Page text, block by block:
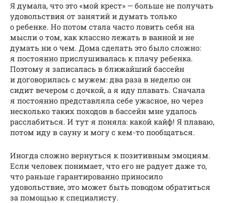
Я думала, что это «мой крест» — больше не получать
удовольствия от занятий и думать только
о ребенке. Но потом стала часто ловить себя на
мысли о том, как классно лежать в ванной и не
думать ни о чем. Дома сделать это было сложно:
я постоянно прислушивалась к плачу ребенка.
Поэтому я записалась в ближайший бассейн
и договорилась с мужем: два раза в неделю он
сидит вечером с дочкой, а я иду плавать. Сначала
я постоянно представляла себе ужасное, но через
несколько таких походов в бассейн мне удалось
расслабиться. И тут я поняла: какой кайф! Я плаваю,
потом иду в сауну и могу с кем-то пообщаться.
Иногда сложно вернуться к позитивным эмоциям.
Если человек понимает, что его не радует даже то,
что раньше гарантированно приносило
удовольствие, это может быть поводом обратиться
за помощью к специалисту.